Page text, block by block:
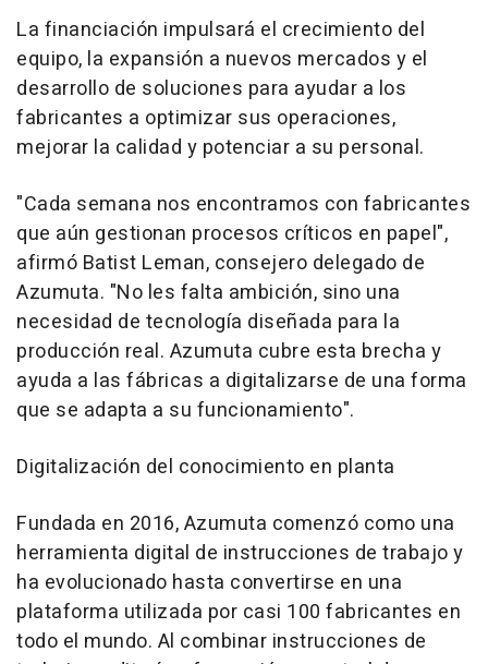
La financiación impulsará el crecimiento del
equipo, la expansión a nuevos mercados y el
desarrollo de soluciones para ayudar a los
fabricantes a optimizar sus operaciones,
mejorar la calidad y potenciar a su personal.
"Cada semana nos encontramos con fabricantes
que aún gestionan procesos críticos en papel",
afirmó Batist Leman, consejero delegado de
Azumuta. "No les falta ambición, sino una
necesidad de tecnología diseñada para la
producción real. Azumuta cubre esta brecha y
ayuda a las fábricas a digitalizarse de una forma
que se adapta a su funcionamiento".
Digitalización del conocimiento en planta
Fundada en 2016, Azumuta comenzó como una
herramienta digital de instrucciones de trabajo y
ha evolucionado hasta convertirse en una
plataforma utilizada por casi 100 fabricantes en
todo el mundo. Al combinar instrucciones de